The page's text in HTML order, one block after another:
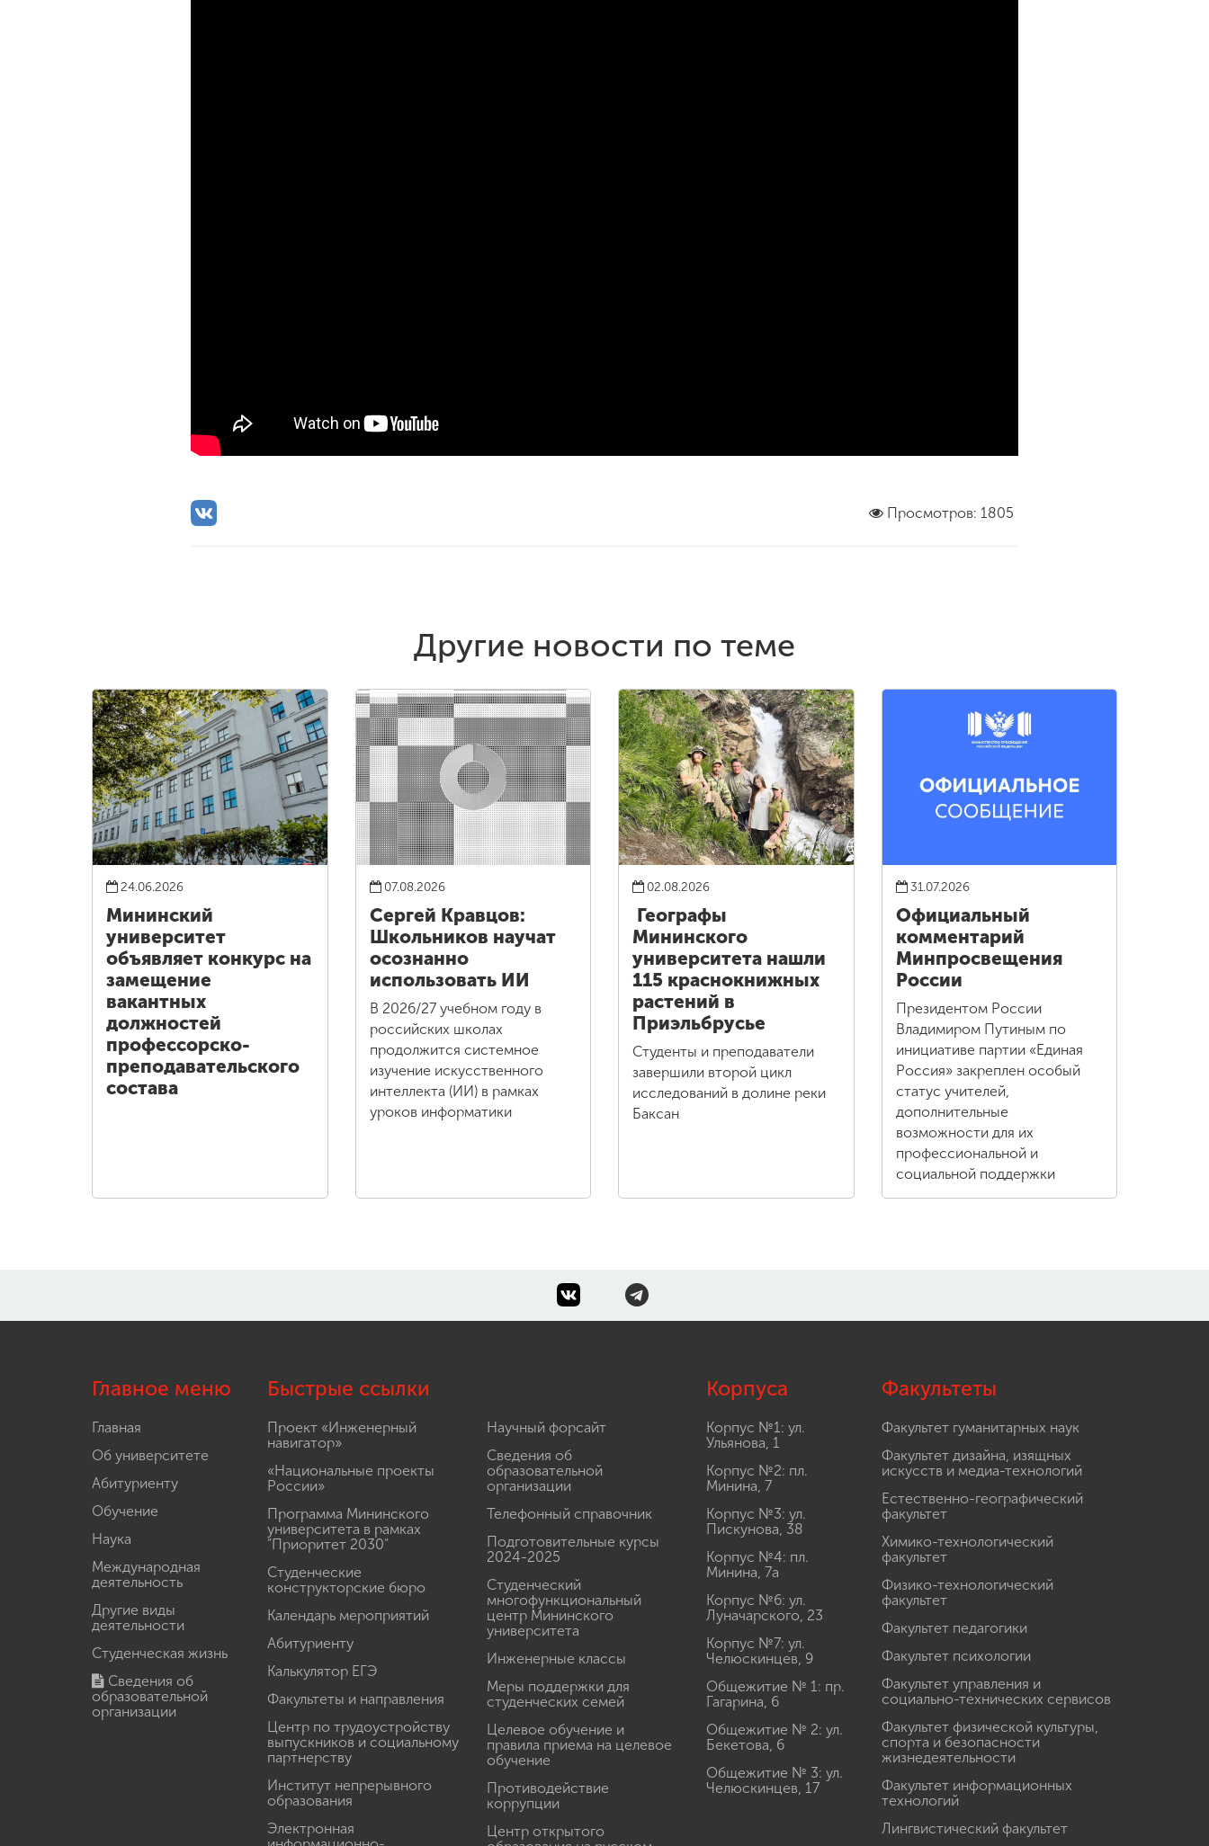
Просмотров: 1805
Другие новости по теме
24.06.2026
Мининский
университет
объявляет конкурс на
замещение
вакантных
должностей
профессорско-
преподавательского
состава
07.08.2026
Сергей Кравцов:
Школьников научат
осознанно
использовать ИИ
В 2026/27 учебном году в
российских школах
продолжится системное
изучение искусственного
интеллекта (ИИ) в рамках
уроков информатики
02.08.2026
Географы
Мининского
университета нашли
115 краснокнижных
растений в
Приэльбрусье
Студенты и преподаватели
завершили второй цикл
исследований в долине реки
Баксан
31.07.2026
Официальный
комментарий
Минпросвещения
России
Президентом России
Владимиром Путиным по
инициативе партии «Единая
Россия» закреплен особый
статус учителей,
дополнительные
возможности для их
профессиональной и
социальной поддержки
Главное меню
Главная
Об университете
Абитуриенту
Обучение
Наука
Международная
деятельность
Другие виды
деятельности
Студенческая жизнь
Сведения об
образовательной
организации
Быстрые ссылки
Проект «Инженерный
навигатор»
«Национальные проекты
России»
Программа Мининского
университета в рамках
"Приоритет 2030"
Студенческие
конструкторские бюро
Календарь мероприятий
Абитуриенту
Калькулятор ЕГЭ
Факультеты и направления
Центр по трудоустройству
выпускников и социальному
партнерству
Институт непрерывного
образования
Электронная
Научный форсайт
Сведения об
образовательной
организации
Телефонный справочник
Подготовительные курсы
2024-2025
Студенческий
многофункциональный
центр Мининского
университета
Инженерные классы
Меры поддержки для
студенческих семей
Целевое обучение и
правила приема на целевое
обучение
Противодействие
коррупции
Центр открытого
Корпуса
Корпус №1: ул.
Ульянова, 1
Корпус №2: пл.
Минина, 7
Корпус №3: ул.
Пискунова, 38
Корпус №4: пл.
Минина, 7а
Корпус №6: ул.
Луначарского, 23
Корпус №7: ул.
Челюскинцев, 9
Общежитие № 1: пр.
Гагарина, 6
Общежитие № 2: ул.
Бекетова, 6
Общежитие № 3: ул.
Челюскинцев, 17
Факультеты
Факультет гуманитарных наук
Факультет дизайна, изящных
искусств и медиа-технологий
Естественно-географический
факультет
Химико-технологический
факультет
Физико-технологический
факультет
Факультет педагогики
Факультет психологии
Факультет управления и
социально-технических сервисов
Факультет физической культуры,
спорта и безопасности
жизнедеятельности
Факультет информационных
технологий
Лингвистический факультет